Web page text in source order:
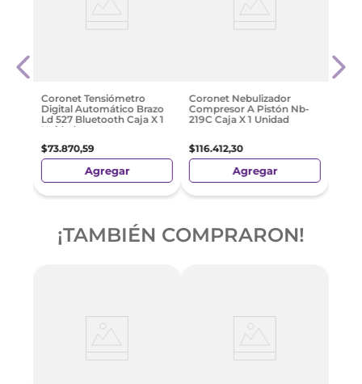
Coronet Tensiómetro
Digital Automático Brazo
Ld 527 Bluetooth Caja X 1
Unidad
$73.870,59
Agregar
Coronet Nebulizador
Compresor A Pistón Nb-
219C Caja X 1 Unidad
$116.412,30
Agregar
¡TAMBIÉN COMPRARON!